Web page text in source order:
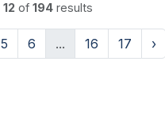
12 of 194results
5 6 ... 16 17 ›